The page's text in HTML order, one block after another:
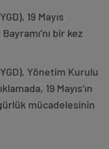
19 Mayıs
bir kez
Yönetim Kurulu
19 Mayıs’ın
mücadelesinin